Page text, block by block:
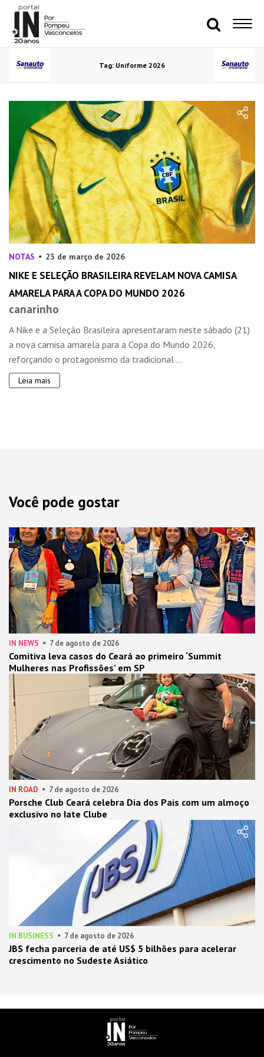
Tag: Uniforme 2026
NOTAS 23 de março de 2026
NIKE E SELEÇÃO BRASILEIRA REVELAM NOVA CAMISA
AMARELA PARA A COPA DO MUNDO 2026
canarinho
A Nike e a Seleção Brasileira apresentaram neste sábado (21)
a nova camisa amarela para a Copa do Mundo 2026,
reforçando o protagonismo da tradicional ...
Leia mais
Você pode gostar
IN NEWS 7 de agosto de 2026
Comitiva leva casos do Ceará ao primeiro ‘Summit
Mulheres nas Profissões’ em SP
IN ROAD 7 de agosto de 2026
Porsche Club Ceará celebra Dia dos Pais com um almoço
exclusivo no Iate Clube
IN BUSINESS 7 de agosto de 2026
JBS fecha parceria de até US$ 5 bilhões para acelerar
crescimento no Sudeste Asiático